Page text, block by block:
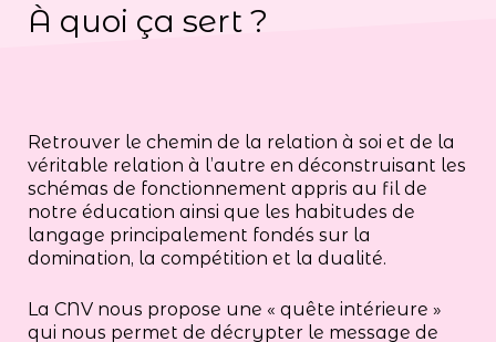
À quoi ça sert ?
Retrouver le chemin de la relation à soi et de la
véritable relation à l’autre en déconstruisant les
schémas de fonctionnement appris au fil de
notre éducation ainsi que les habitudes de
langage principalement fondés sur la
domination, la compétition et la dualité.
La CNV nous propose une « quête intérieure »
qui nous permet de décrypter le message de